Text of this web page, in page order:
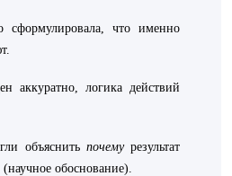
сформулировала, что именно
аккуратно, логика действий
объяснить почемурезультат
обоснование).